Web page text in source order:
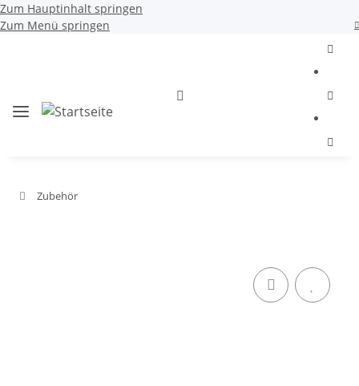
Zum Hauptinhalt springen
Zum Menü springen
Zubehör